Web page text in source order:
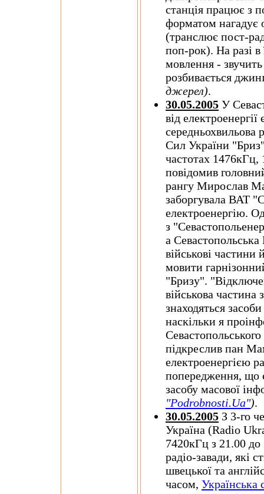
станція працює з
форматом нагадує
(транслює пост-
поп-рок). На разі в
мовлення -
розбивається
джерел).
30.05.2005 У
від
Сил України
частотах
повідомив
рангу Мирослав
заборгувала ВАТ
електроенергію.
з
а
військові частини
мовити
"Бризу".
військова частина
знаходяться
наскільки я
підкреслив пан
електроенергією
попередження, що
засобу масової
"Podrobnosti.Ua").
30.05.2005 З 3-го
Україна (Radio
7420кГц з 21.00
радіо-завади, які
швецької та
часом,